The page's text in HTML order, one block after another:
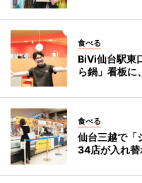
食べる
BiVi仙台駅東
ら鍋」看板に
食べる
仙台三越で
34店が入れ替